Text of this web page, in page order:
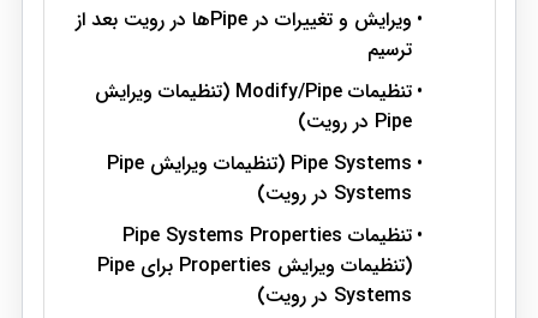
ویرایش و تغییرات در Pipeها در رویت بعد از
ترسیم
تنظیمات Modify/Pipe (تنظیمات ویرایش
Pipe در رویت)
Pipe Systems (تنظیمات ویرایش Pipe
Systems در رویت)
تنظیمات Pipe Systems Properties
(تنظیمات ویرایش Properties برای Pipe
Systems در رویت)